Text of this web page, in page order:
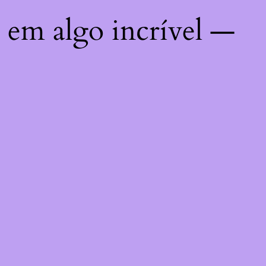
em algo incrível —